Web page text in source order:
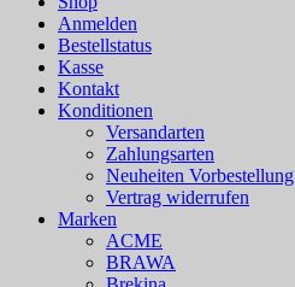
Anmelden
Bestellstatus
Kasse
Kontakt
Konditionen
Versandarten
Zahlungsarten
Neuheiten Vorbestellung
Vertrag widerrufen
Marken
ACME
BRAWA